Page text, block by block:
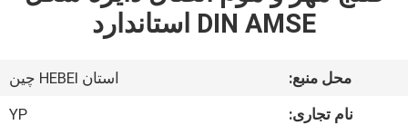
محصولات
درباره
DIN AMSE استاندارد
محل منبع:
استان HEBEI چین
نام تجاری:
YP